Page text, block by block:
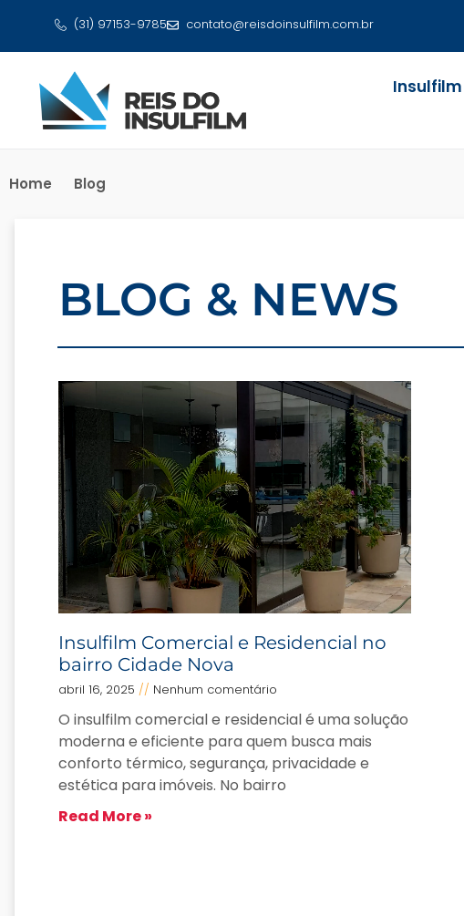
(31) 97153-9785 contato@reisdoinsulfilm.com.br
Insulfilm
Home Blog
BLOG & NEWS
Insulfilm Comercial e Residencial no
bairro Cidade Nova
abril 16, 2025 Nenhum comentário
O insulfilm comercial e residencial é uma solução
moderna e eficiente para quem busca mais
conforto térmico, segurança, privacidade e
estética para imóveis. No bairro
Read More »